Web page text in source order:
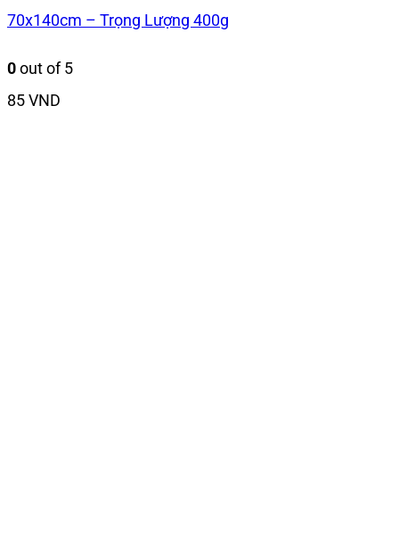
70x140cm – Trọng Lượng 400g
0out of 5
85VND